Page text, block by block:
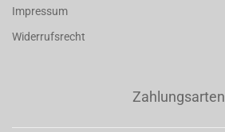
Impressum
Widerrufsrecht
Zahlungsarten